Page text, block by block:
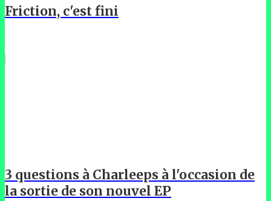
Friction, c'est fini
3 questions à Charleeps à l'occasion de
la sortie de son nouvel EP